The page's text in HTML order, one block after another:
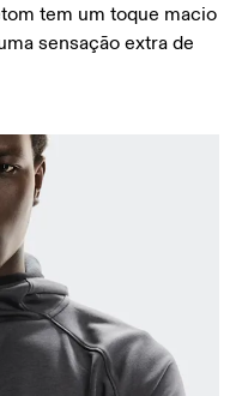
tem um toque macio
sensação extra de